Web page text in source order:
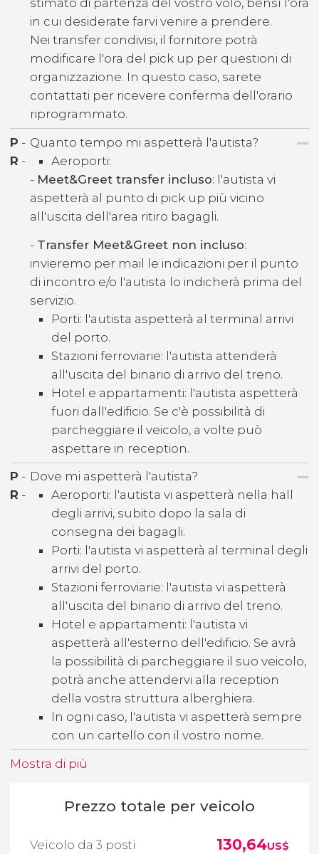
stimato di partenza del vostro volo, bensì l'ora
in cui desiderate farvi venire a prendere.
Nei transfer condivisi, il fornitore potrà
modificare l'ora del pick up per questioni di
organizzazione. In questo caso, sarete
contattati per ricevere conferma dell'orario
riprogrammato.
P - Quanto tempo mi aspetterà l'autista?
R -
Aeroporti:
- Meet&Greet transfer incluso: l'autista vi
aspetterà al punto di pick up più vicino
all'uscita dell'area ritiro bagagli.
- Transfer Meet&Greet non incluso:
invieremo per mail le indicazioni per il punto
di incontro e/o l'autista lo indicherà prima del
servizio.
Porti: l'autista aspetterà al terminal arrivi
del porto.
Stazioni ferroviarie: l'autista attenderà
all'uscita del binario di arrivo del treno.
Hotel e appartamenti: l'autista aspetterà
fuori dall'edificio. Se c'è possibilità di
parcheggiare il veicolo, a volte può
aspettare in reception.
P - Dove mi aspetterà l'autista?
R -
Aeroporti: l'autista vi aspetterà nella hall
degli arrivi, subito dopo la sala di
consegna dei bagagli.
Porti: l'autista vi aspetterà al terminal degli
arrivi del porto.
Stazioni ferroviarie: l'autista vi aspetterà
all'uscita del binario di arrivo del treno.
Hotel e appartamenti: l'autista vi
aspetterà all'esterno dell'edificio. Se avrà
la possibilità di parcheggiare il suo veicolo,
potrà anche attendervi alla reception
della vostra struttura alberghiera.
In ogni caso, l'autista vi aspetterà sempre
con un cartello con il vostro nome.
Mostra di più
Prezzo totale per veicolo
Veicolo da 3 posti 130,64US$